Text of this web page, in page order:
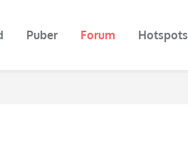
Puber Forum Hotspots